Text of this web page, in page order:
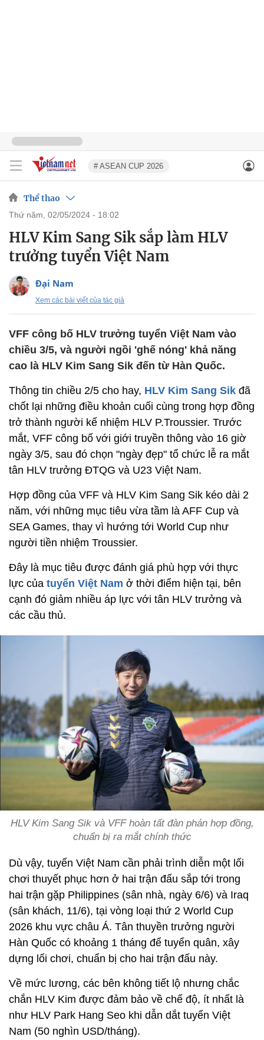
# ASEAN CUP 2026
Thể thao
thứ năm, 02/05/2024 - 18:02
HLV Kim Sang Sik sắp làm HLV
trưởng tuyển Việt Nam
Đại Nam
Xem các bài viết của tác giả
VFF công bố HLV trưởng tuyển Việt Nam vào
chiều 3/5, và người ngồi 'ghế nóng' khả năng
cao là HLV Kim Sang Sik đến từ Hàn Quốc.
Thông tin chiều 2/5 cho hay, HLV Kim Sang Sik đã
chốt lại những điều khoản cuối cùng trong hợp đồng
trở thành người kế nhiệm HLV P.Troussier. Trước
mắt, VFF công bố với giới truyền thông vào 16 giờ
ngày 3/5, sau đó chọn "ngày đẹp" tổ chức lễ ra mắt
tân HLV trưởng ĐTQG và U23 Việt Nam.
Hợp đồng của VFF và HLV Kim Sang Sik kéo dài 2
năm, với những mục tiêu vừa tầm là AFF Cup và
SEA Games, thay vì hướng tới World Cup như
người tiền nhiệm Troussier.
Đây là mục tiêu được đánh giá phù hợp với thực
lực của tuyển Việt Nam ở thời điểm hiện tại, bên
cạnh đó giảm nhiều áp lực với tân HLV trưởng và
các cầu thủ.
HLV Kim Sang Sik và VFF hoàn tất đàn phán hợp đồng,
chuẩn bị ra mắt chính thức
Dù vậy, tuyển Việt Nam cần phải trình diễn một lối
chơi thuyết phục hơn ở hai trận đấu sắp tới trong
hai trận gặp Philippines (sân nhà, ngày 6/6) và Iraq
(sân khách, 11/6), tại vòng loại thứ 2 World Cup
2026 khu vực châu Á. Tân thuyền trưởng người
Hàn Quốc có khoảng 1 tháng để tuyển quân, xây
dựng lối chơi, chuẩn bị cho hai trận đấu này.
Về mức lương, các bên không tiết lộ nhưng chắc
chắn HLV Kim được đảm bảo về chế độ, ít nhất là
như HLV Park Hang Seo khi dẫn dắt tuyển Việt
Nam (50 nghìn USD/tháng).